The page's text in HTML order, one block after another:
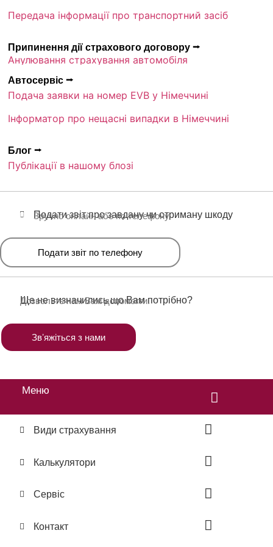
Передача інформації про транспортний засіб
Припинення дії страхового договору ⭢
Анулювання страхування автомобіля
Автосервіс ⭢
Подача заявки на номер EVB у Німеччині
Інформатор про нещасні випадки в Німеччині
Блог ⭢
Публікації в нашому блозі
Подати звіт про завдану чи отриману шкоду
Зручно онлайн або по телефону
Подати звіт по телефону
Ще не визначились що Вам потрібно?
Дозвольте нам Вам допомогти.
Звʼяжіться з нами
Меню
Види страхування
Калькулятори
Сервіс
Контакт